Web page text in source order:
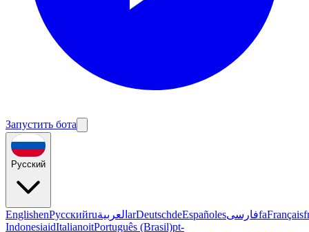
Запустить бота
Русский
EnglishenРусскийruالعربية arDeutschdeEspañolesفارسیfaFrançais
IndonesiaidItalianoitPortuguês (Brasil)pt-